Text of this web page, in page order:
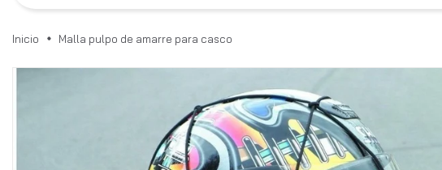
Inicio Malla pulpo de amarre para casco